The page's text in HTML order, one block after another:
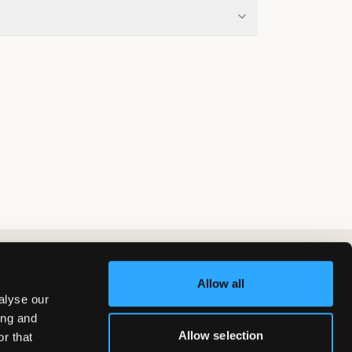
our
and
that
Allow all
Allow selection